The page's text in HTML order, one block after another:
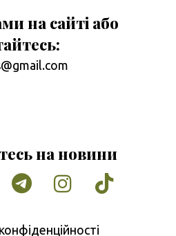
на сайті або
на новини
TumblrInstagram
Tiktok